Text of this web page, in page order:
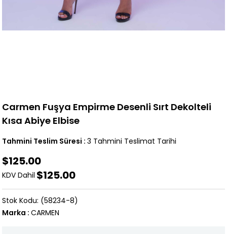
Carmen Fuşya Empirme Desenli Sırt Dekolteli
Kısa Abiye Elbise
Tahmini Teslim Süresi : 3 Tahmini Teslimat Tarihi
$125.00
KDV Dahil $125.00
(58234-8)
Marka : CARMEN